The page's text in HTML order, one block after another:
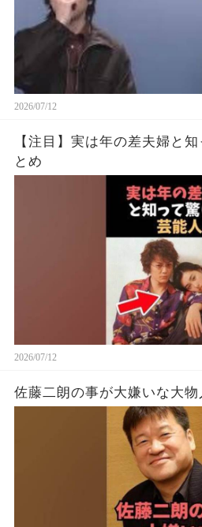
2026/07/12
【注目】実は年の差夫婦と
とめ
2026/07/12
佐藤二朗の事が大嫌いな大物